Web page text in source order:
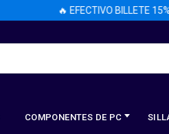
🔥 EFECTIVO BILLETE 15%
COMPONENTES DE PC